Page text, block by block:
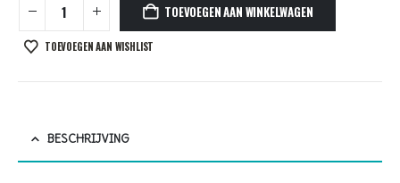
TOEVOEGEN AAN WINKELWAGEN
TOEVOEGEN AAN WISHLIST
BESCHRIJVING